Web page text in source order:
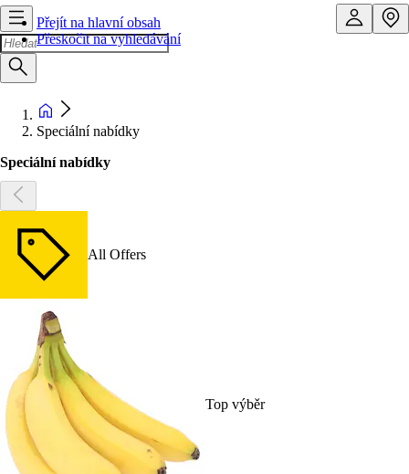
Přejít na hlavní obsah
Přeskočit na vyhledávání
Speciální nabídky
Speciální nabídky
All Offers
Top výběr